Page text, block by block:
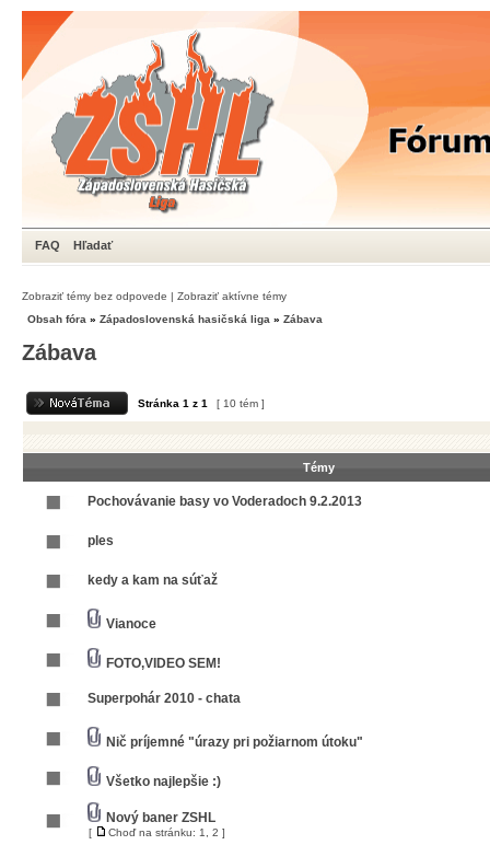
FAQ Hľadať
Zobraziť témy bez odpovede | Zobraziť aktívne témy
Obsah fóra » Západoslovenská hasičská liga » Zábava
Zábava
Stránka 1 z 1 [ 10 tém ]
Témy
Pochovávanie basy vo Voderadoch 9.2.2013
ples
kedy a kam na súťaž
Vianoce
FOTO,VIDEO SEM!
Superpohár 2010 - chata
Nič príjemné "úrazy pri požiarnom útoku"
Všetko najlepšie :)
Nový baner ZSHL
[ Choď na stránku: 1 2 ]